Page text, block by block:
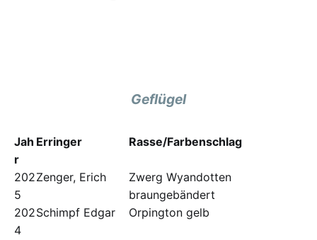
Geflügel
Jah
r
Erringer Rasse/Farbenschlag
202
5
Zenger, Erich
Zwerg Wyandotten
braungebändert
202
4
Schimpf Edgar Orpington gelb